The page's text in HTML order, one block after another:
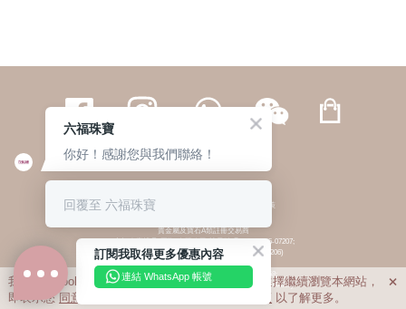
繁體 | 簡体
© 六福集團 版權所有 不得轉載 私隱政策
貴金屬及寶石A類註冊交易商
(六福企業禮品(國際)有限公司-註冊號碼:A-B-24-05-07207;
六福電子商貿有限公司-註冊號碼:A-B-24-05-07206)
貴金屬及寶石B類註冊交易商
(六福集團有限公司-註冊號碼:B-B-24-05-07258;
六福珠寶金行(香港)有限公司-註冊號碼:B-B-24-05-07259)
我們利用cookies為您提供最佳的瀏覽體驗。若您選擇繼續瀏覽本網站，
即表示您 同意 私隱政策 以了解更多。

訂閱我取得更多優惠內容
連結 WhatsApp 帳號
六福珠寶
你好！感謝您與我們聯絡！
回覆至 六福珠寶